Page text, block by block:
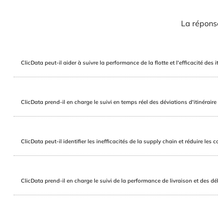
La
ClicData peut-il aider à suivre la performance de la flotte et l'efficacité des
ClicData prend-il en charge le suivi en temps réel des déviations d'itinéraire
ClicData peut-il identifier les inefficacités de la supply chain et réduire les
ClicData prend-il en charge le suivi de la performance de livraison et des